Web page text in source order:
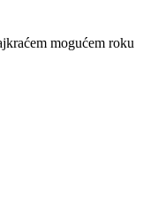
mogućem roku